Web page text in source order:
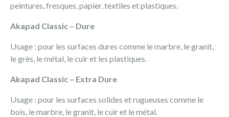
peintures, fresques, papier, textiles et plastiques.
Akapad Classic – Dure
Usage : pour les surfaces dures comme le marbre, le granit,
le grès, le métal, le cuir et les plastiques.
Akapad Classic – Extra Dure
Usage : pour les surfaces solides et rugueuses comme le
bois, le marbre, le granit, le cuir et le métal.